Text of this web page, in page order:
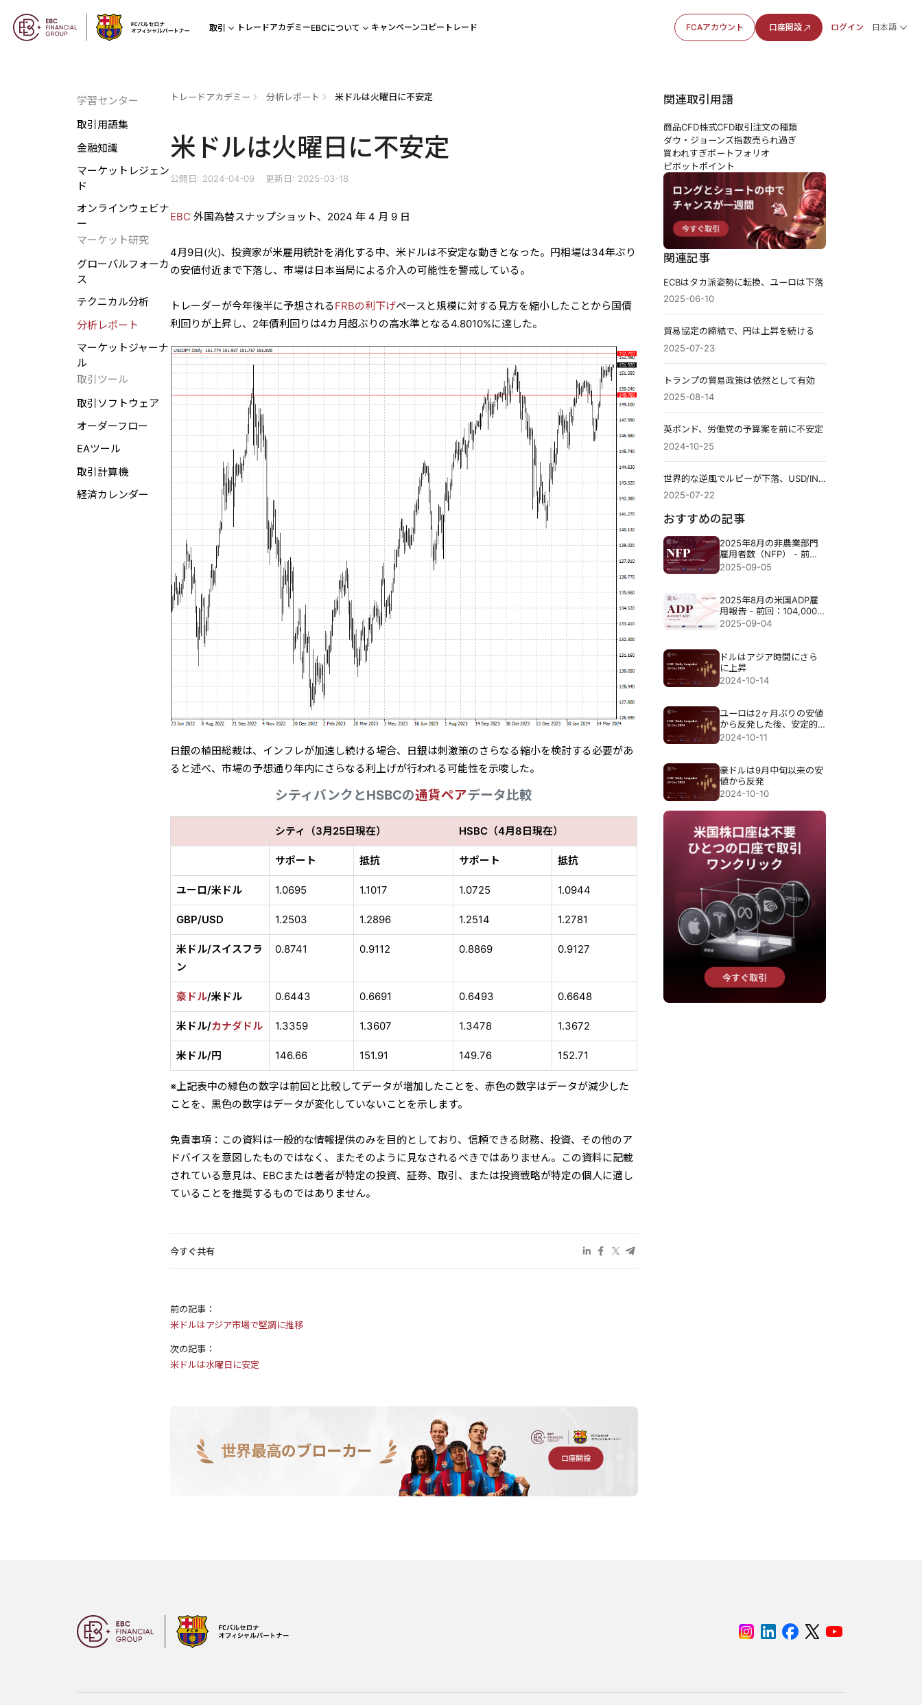
取引 トレードアカデミーEBCについて キャンペーンコピートレード FCAアカウント 口座開設 ログイン 日本語
学習センター
取引用語集
金融知識
マーケットレジェン
ド
オンラインウェビナ
ー
マーケット研究
グローバルフォーカ
ス
テクニカル分析
分析レポート
マーケットジャーナ
ル
取引ツール
取引ソフトウェア
オーダーフロー
EAツール
取引計算機
経済カレンダー
トレードアカデミー 分析レポート 米ドルは火曜日に不安定
米ドルは火曜日に不安定
公開日: 2024-04-09 更新日: 2025-03-18
EBC 外国為替スナップショット、2024 年 4 月 9 日
4月9日(火)、投資家が米雇用統計を消化する中、米ドルは不安定な動きとなった。円相場は34年ぶり
の安値付近まで下落し、市場は日本当局による介入の可能性を警戒している。
トレーダーが今年後半に予想されるFRBの利下げペースと規模に対する見方を縮小したことから国債
利回りが上昇し、2年債利回りは4カ月超ぶりの高水準となる4.8010%に達した。
日銀の植田総裁は、インフレが加速し続ける場合、日銀は刺激策のさらなる縮小を検討する必要があ
ると述べ、市場の予想通り年内にさらなる利上げが行われる可能性を示唆した。
シティバンクとHSBCの通貨ペアデータ比較
シティ（3月25日現在） HSBC（4月8日現在）
サポート 抵抗 サポート 抵抗
ユーロ/米ドル 1.0695 1.1017 1.0725 1.0944
GBP/USD 1.2503 1.2896 1.2514 1.2781
米ドル/スイスフラ
ン
0.8741 0.9112 0.8869 0.9127
豪ドル/米ドル 0.6443 0.6691 0.6493 0.6648
米ドル/カナダドル 1.3359 1.3607 1.3478 1.3672
米ドル/円 146.66 151.91 149.76 152.71
※上記表中の緑色の数字は前回と比較してデータが増加したことを、赤色の数字はデータが減少した
ことを、黒色の数字はデータが変化していないことを示します。
免責事項：この資料は一般的な情報提供のみを目的としており、信頼できる財務、投資、その他のア
ドバイスを意図したものではなく、またそのように見なされるべきではありません。この資料に記載
されている意見は、EBCまたは著者が特定の投資、証券、取引、または投資戦略が特定の個人に適し
ていることを推奨するものではありません。
今すぐ共有
前の記事：
米ドルはアジア市場で堅調に推移
次の記事：
米ドルは水曜日に安定
世界最高のブローカー 口座開設
関連取引用語
商品CFD株式CFD取引注文の種類
ダウ・ジョーンズ指数売られ過ぎ
買われすぎポートフォリオ
ピボットポイント
関連記事
ECBはタカ派姿勢に転換、ユーロは下落
2025-06-10
貿易協定の締結で、円は上昇を続ける
2025-07-23
トランプの貿易政策は依然として有効
2025-08-14
英ポンド、労働党の予算案を前に不安定
2024-10-25
世界的な逆風でルピーが下落、USD/INRは87ルピー付近
2025-07-22
おすすめの記事
2025年8月の非農業部門
雇用者数（NFP） - 前回
73,000人 予想78,000人
2025-09-05
2025年8月の米国ADP雇
用報告 - 前回：104,000
人 予想：70,000人
2025-09-04
ドルはアジア時間にさら
に上昇
2024-10-14
ユーロは2ヶ月ぶりの安値
から反発した後、安定的
に推移
2024-10-11
豪ドルは9月中旬以来の安
値から反発
2024-10-10